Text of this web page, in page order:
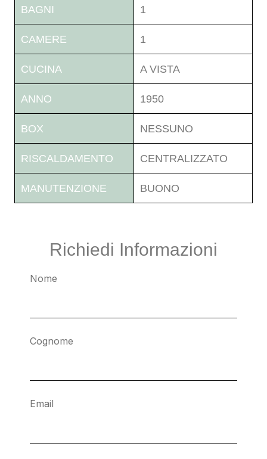
BAGNI 1
CAMERE 1
CUCINA A VISTA
ANNO 1950
BOX NESSUNO
RISCALDAMENTO CENTRALIZZATO
MANUTENZIONE BUONO
Richiedi Informazioni
Nome
Cognome
Email